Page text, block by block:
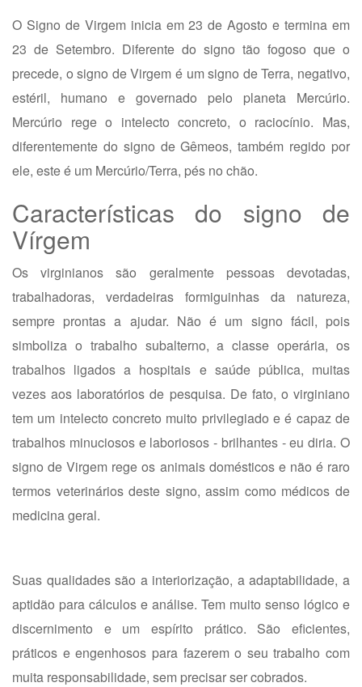
O Signo de Virgem inicia em 23 de Agosto e termina em
23 de Setembro. Diferente do signo tão fogoso que o
precede, o signo de Virgem é um signo de Terra, negativo,
estéril, humano e governado pelo planeta Mercúrio.
Mercúrio rege o intelecto concreto, o raciocínio. Mas,
diferentemente do signo de Gêmeos, também regido por
ele, este é um Mercúrio/Terra, pés no chão.
Características do signo de
Vírgem
Os virginianos são geralmente pessoas devotadas,
trabalhadoras, verdadeiras formiguinhas da natureza,
sempre prontas a ajudar. Não é um signo fácil, pois
simboliza o trabalho subalterno, a classe operária, os
trabalhos ligados a hospitais e saúde pública, muitas
vezes aos laboratórios de pesquisa. De fato, o virginiano
tem um intelecto concreto muito privilegiado e é capaz de
trabalhos minuciosos e laboriosos - brilhantes - eu diria. O
signo de Virgem rege os animais domésticos e não é raro
termos veterinários deste signo, assim como médicos de
medicina geral.
Suas qualidades são a interiorização, a adaptabilidade, a
aptidão para cálculos e análise. Tem muito senso lógico e
discernimento e um espírito prático. São eficientes,
práticos e engenhosos para fazerem o seu trabalho com
muita responsabilidade, sem precisar ser cobrados.